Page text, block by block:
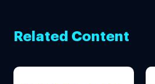
Related Content